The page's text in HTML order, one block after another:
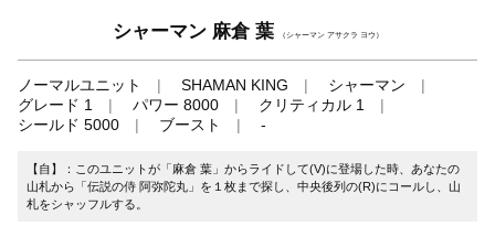
シャーマン 麻倉 葉 （シャーマン アサクラ ヨウ）
ノーマルユニット SHAMAN KING
シャーマン
グレード 1
パワー 8000
クリティカル 1
シールド 5000
ブースト -
【自】：このユニットが「麻倉 葉」からライドして(V)に登場した時、あなたの
山札から「伝説の侍 阿弥陀丸」を１枚まで探し、中央後列の(R)にコールし、山
札をシャッフルする。